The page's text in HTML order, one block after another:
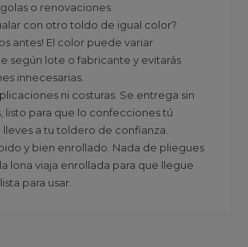
o renovaciones.
con otro toldo de igual color?
antes! El color puede variar
según lote o fabricante y evitarás
innecesarias.
ni costuras. Se entrega sin
listo para que lo confecciones tú
lleves a tu toldero de confianza.
y bien enrollado. Nada de pliegues
lona viaja enrollada para que llegue
para usar.